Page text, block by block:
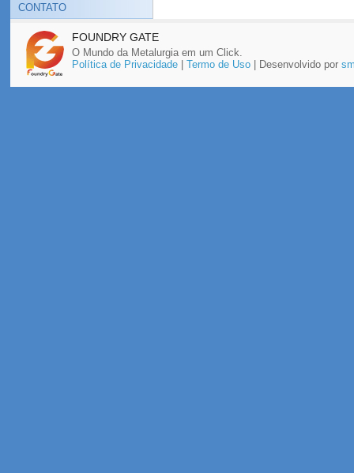
CONTATO
FOUNDRY GATE
O Mundo da Metalurgia em um Click.
Política de Privacidade| Termo de Uso| Desenvolvido por